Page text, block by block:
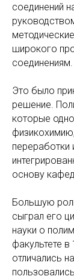
соединений
широкого
соединениям.
Это было
решение.
которые
переработки
основу
Большую
сыграл его
науки о
факультете
отличались